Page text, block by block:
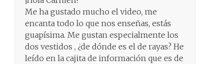
Me ha gustado mucho el video, me
encanta todo lo que nos enseñas, estás
guapísima. Me gustan especialmente los
dos vestidos , ¿de dónde es el de rayas? He
leído en la cajita de información que es de